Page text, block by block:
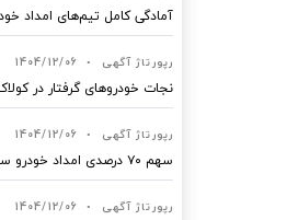
آمادگی کامل تیم‌های امداد
رپورتاژ آگهی •
1404/12/06
نجات خودروهای گرفتار در
رپورتاژ آگهی •
1404/12/06
سهم ۷۰ درصدی امداد خودرو ساوه در پیشگیری از حوادث جاده‌ای
رپورتاژ آگهی •
1404/12/06